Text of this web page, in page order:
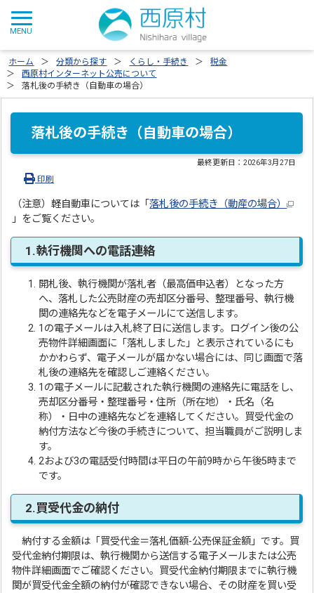
ホーム 分類から探す くらし・手続き
税金
西原村インターネット公売について
落札後の手続き（自動車の場合）
落札後の手続き（自動車の場合）
最終更新日：2026年3月27日
印刷
（注意）軽自動車については「落札後の手続き（動産の場合）
」をご覧ください。
1.執行機関への電話連絡
開札後、執行機関が落札者（最高価申込者）となった方
へ、落札した公売財産の売却区分番号、整理番号、執行機
関の連絡先などを電子メールにて送信します。
1の電子メールは入札終了日に送信します。ログイン後の公
売物件詳細画面に「落札しました」と表示されているにも
かかわらず、電子メールが届かない場合には、同じ画面で落
札後の連絡先を確認しご連絡ください。
1の電子メールに記載された執行機関の連絡先に電話をし、
売却区分番号・整理番号・住所（所在地）・氏名（名
称）・日中の連絡先などを連絡してください。買受代金の
納付方法など今後の手続きについて、担当職員がご説明しま
す。
2および3の電話受付時間は平日の午前9時から午後5時まで
です。
2.買受代金の納付
納付する金額は「買受代金＝落札価額-公売保証金額」です。買
受代金納付期限は、執行機関から送信する電子メールまたは公売
物件詳細画面でご確認ください。買受代金納付期限までに執行機
関が買受代金全額の納付が確認できない場合、その財産を買い受